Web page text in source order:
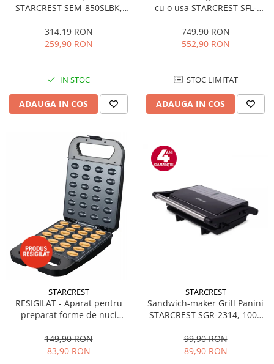
STARCREST SEM-850SLBK,
detasabil 1.5L, dispozitiv
spumare, filtru dublu din
314,19 RON
259,90 RON
IN STOC
ADAUGA IN COS
cu o usa STARCREST SFL-
92L, Iluminare interioara,H 83
cm, Alb
749,90 RON
552,90 RON
STOC LIMITAT
ADAUGA IN COS
STARCREST
RESIGILAT - Aparat pentru
preparat forme de nuci
forme, 1400W, Indicator
luminos, Placi antiaderente,
149,90 RON
83,90 RON
STARCREST
Sandwich-maker Grill Panini
STARCREST SGR-2314, 1000
Deschidere 180°, Suprafata
de gatire 23 x 14 cm, Negru
99,90 RON
89,90 RON